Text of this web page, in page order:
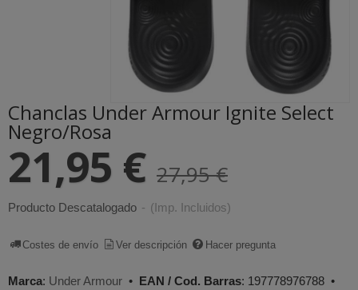
Chanclas Under Armour Ignite Select
Negro/Rosa
21,95 € 27,95 €
Producto Descatalogado - (Imp. Incluidos)
Costes de envío Ver descripción Hacer pregunta
Marca: Under Armour • EAN / Cod. Barras: 197778976788 •